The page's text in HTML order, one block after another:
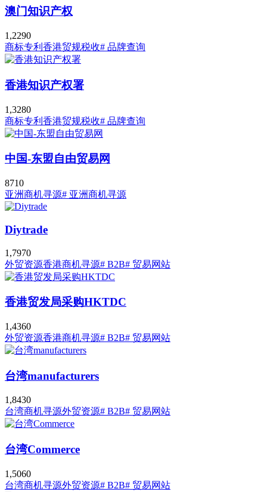
澳门知识产权
1,2290
商标专利 香港贸规税收# 品牌查询
香港知识产权署
1,3280
商标专利 香港贸规税收# 品牌查询
中国-东盟自由贸易网
8710
亚洲商机寻源# 亚洲商机寻源
Diytrade
1,7970
外贸资源香港商机寻源# B2B# 贸易网站
香港贸发局采购HKTDC
1,4360
外贸资源香港商机寻源# B2B# 贸易网站
台湾manufacturers
1,8430
台湾商机寻源外贸资源# B2B# 贸易网站
台湾Commerce
1,5060
台湾商机寻源外贸资源# B2B# 贸易网站